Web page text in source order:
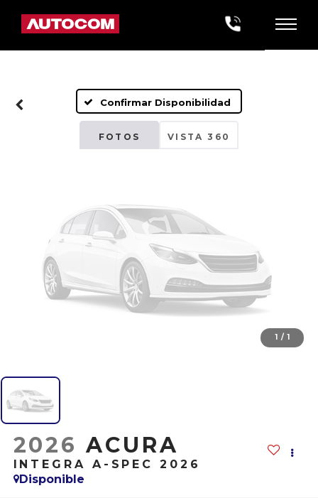
Confirmar Disponibilidad
FOTOS VISTA 360
Fotos No
Disponibles
Por favor, revise luego
1 / 1
2026 ACURA
INTEGRA A-SPEC 2026
Disponible